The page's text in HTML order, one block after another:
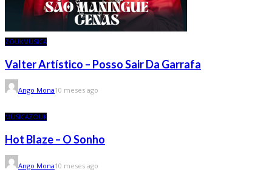
ZOUKMÚSICA
Valter Artístico – Posso Sair Da Garrafa
Ango Mona10 meses ago
MÚSICAZOUK
Hot Blaze – O Sonho
Ango Mona10 meses ago